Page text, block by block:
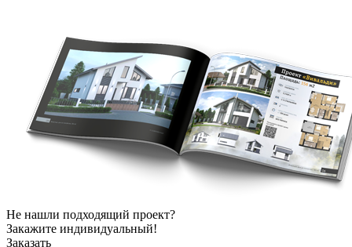
Не нашли подходящий проект?
Закажите индивидуальный!
Заказать